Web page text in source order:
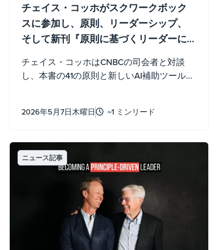
チェイス・コッホがスクワークボック
スに参加し、原則、リーダーシップ、
そして新刊『原則に基づくリーダーに
なる』について語る
チェイス・コッホはCNBCの司会者と対談
し、本書の41の原則と新しいAI補助ツール
法を説明しました。
2026年5月7日木曜日 ~1 ミンリード
ニュース記事